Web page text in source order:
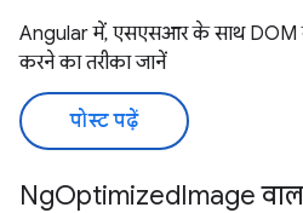
Angular में, एसएसआर के साथ DOM
करने का तरीका जानें
पोस्ट पढ़ें
NgOptimizedImage